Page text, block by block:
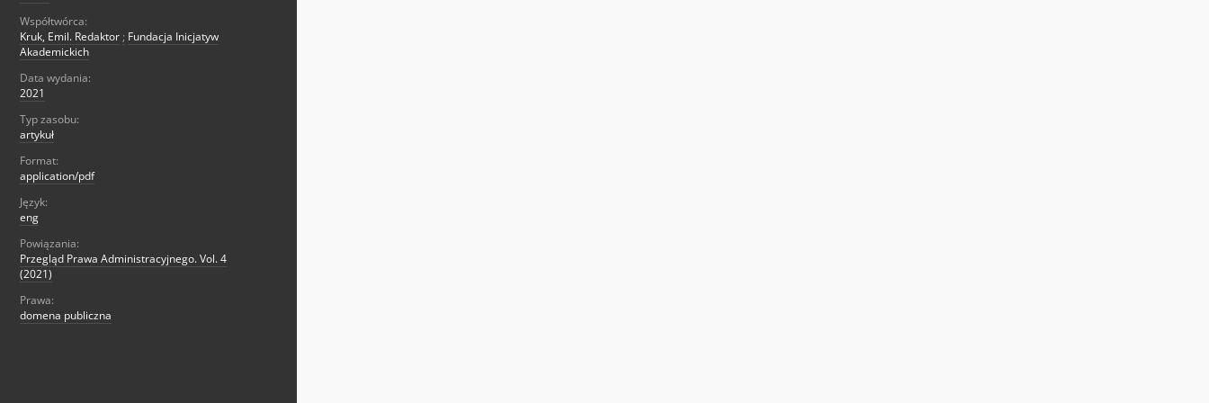
Współtwórca:
Kruk, Emil. Redaktor ; Fundacja Inicjatyw
Akademickich
Data wydania:
2021
Typ zasobu:
artykuł
Format:
application/pdf
Język:
eng
Powiązania:
Przegląd Prawa Administracyjnego. Vol. 4
(2021)
Prawa:
domena publiczna